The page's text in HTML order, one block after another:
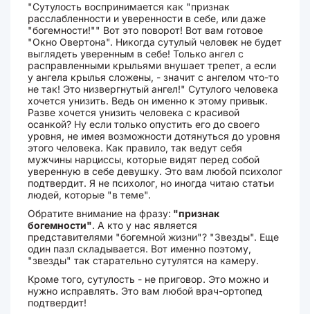
"Сутулость воспринимается как "признак
расслабленности и уверенности в себе, или даже
"богемности!"" Вот это поворот! Вот вам готовое
"Окно Овертона". Никогда сутулый человек не будет
выглядеть уверенным в себе! Только ангел с
расправленными крыльями внушает трепет, а если
у ангела крылья сложены, - значит с ангелом что-то
не так! Это низвергнутый ангел!" Сутулого человека
хочется унизить. Ведь он именно к этому привык.
Разве хочется унизить человека с красивой
осанкой? Ну если только опустить его до своего
уровня, не имея возможности дотянуться до уровня
этого человека. Как правило, так ведут себя
мужчины нарциссы, которые видят перед собой
уверенную в себе девушку. Это вам любой психолог
подтвердит. Я не психолог, но иногда читаю статьи
людей, которые "в теме".
Обратите внимание на фразу: "признак
богемности". А кто у нас является
представителями "богемной жизни"? "Звезды". Еще
один пазл складывается. Вот именно поэтому,
"звезды" так старательно сутулятся на камеру.
Кроме того, сутулость - не приговор. Это можно и
нужно исправлять. Это вам любой врач-ортопед
подтвердит!